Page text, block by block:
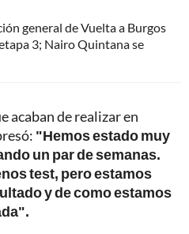
general de Vuelta a Burgos
3; Nairo Quintana se
acaban de realizar en
"Hemos estado muy
un par de semanas.
test, pero estamos
y de como estamos